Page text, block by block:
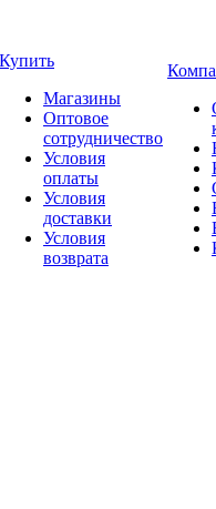
Купить
Магазины
Оптовое
сотрудничество
Условия
оплаты
Условия
доставки
Условия
возврата